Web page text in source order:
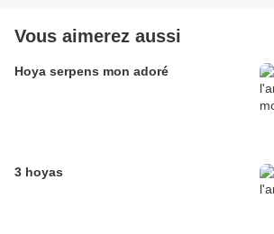
Vous aimerez aussi
Hoya serpens mon adoré
3 hoyas